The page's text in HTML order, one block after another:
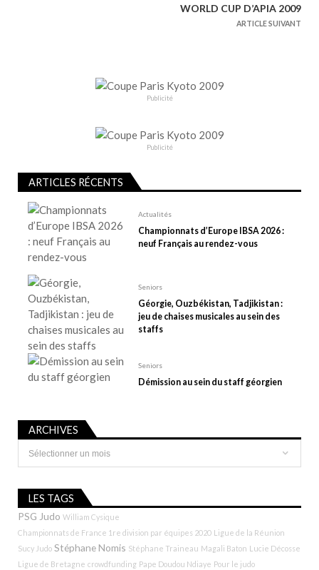
l
’
WORLD CUP D’APIA 2009
ARTICLE SUIVANT
Publicité
Publicité
ARTICLES RÉCENTS
Actualités
Championnats d’Europe IBSA 2026 :
neuf Français au rendez-vous
Seniors
Géorgie, Ouzbékistan, Tadjikistan :
jeu de chaises musicales au sein des
staffs
Seniors
Démission au sein du staff géorgien
ARCHIVES
Archives
LES TAGS
PSG Judo William Cysique
Championnats de France 1re division par équipes 2020 Ligue de la Réunion
Sucy Judo Stéphane Nomis Stéphane Traineau Magali Baton Lucie Décosse
Ligue de Bretagne crowdfunding Pape Doudou Ndiaye Pour le judo